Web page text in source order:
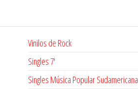
Vinilos de Rock
Singles 7'
Singles Música Popular Sudamericana